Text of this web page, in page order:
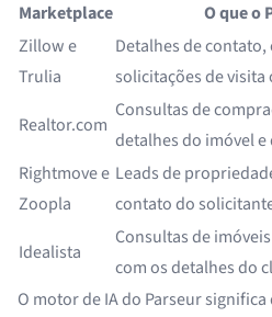
Marketplace
O que o
Zillow e
Trulia
Detalhes de
solicitações de visita
Realtor.com
Consultas de
detalhes do imóvel e
Rightmove e
Zoopla
Leads de
contato do
Idealista
Consultas de
com os detalhes do
O motor de IAdo Parseur significa